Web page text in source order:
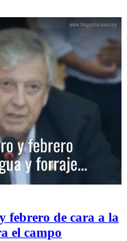
recaudación de enero
febrero de cara a la
el campo